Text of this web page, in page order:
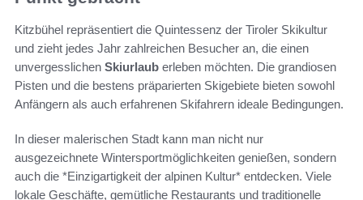
Kitzbühel repräsentiert die Quintessenz der Tiroler Skikultur
und zieht jedes Jahr zahlreichen Besucher an, die einen
unvergesslichen Skiurlaub erleben möchten. Die grandiosen
Pisten und die bestens präparierten Skigebiete bieten sowohl
Anfängern als auch erfahrenen Skifahrern ideale Bedingungen.
In dieser malerischen Stadt kann man nicht nur
ausgezeichnete Wintersportmöglichkeiten genießen, sondern
auch die *Einzigartigkeit der alpinen Kultur* entdecken. Viele
lokale Geschäfte, gemütliche Restaurants und traditionelle